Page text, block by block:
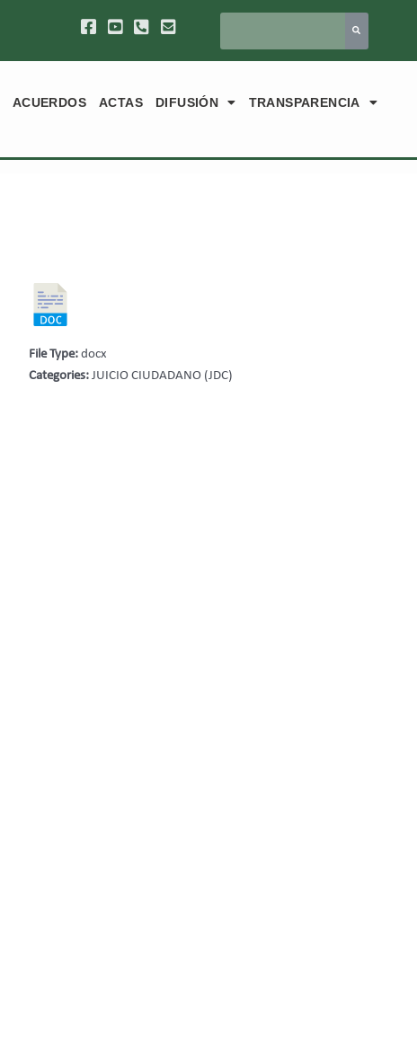
ACUERDOS ACTAS DIFUSIÓN TRANSPARENCIA
File Type:docx
Categories:JUICIO CIUDADANO (JDC)